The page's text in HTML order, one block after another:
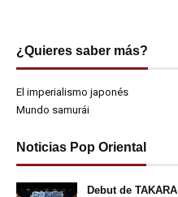
¿Quieres saber más?
El imperialismo japonés
Mundo samurái
Noticias Pop Oriental
Debut de TAKARA